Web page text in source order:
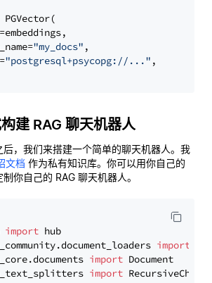
PGVector(
"my_docs" ,
"postgresql+psycopg://..." ,
建 RAG 聊天机器人
，我们来搭建一个简单的聊天机器人。我
文档 作为私有知识库。你可以用你自己的
你自己的 RAG 聊天机器人。
import
import
import
import